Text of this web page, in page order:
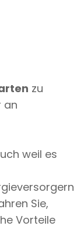
zu
an
weil es
Sie,
Vorteile